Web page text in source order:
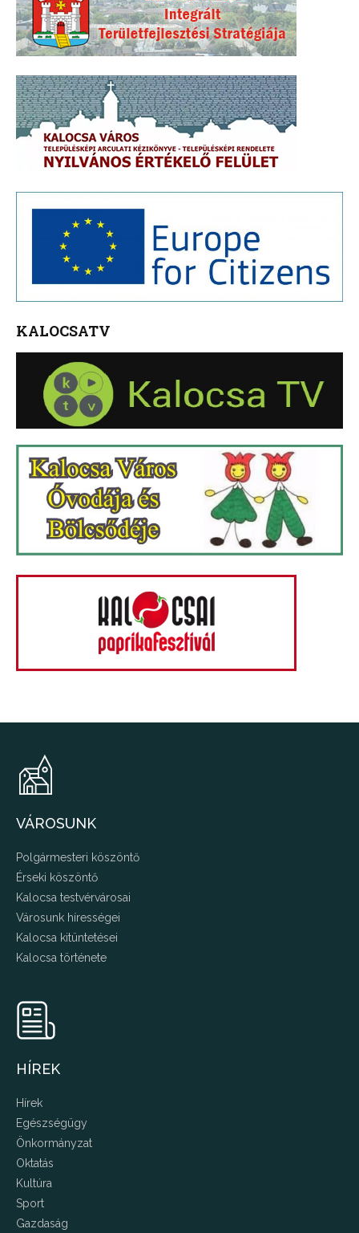
KALOCSATV
VÁROSUNK
Polgármesteri köszöntő
Érseki köszöntő
Kalocsa testvérvárosai
Városunk hírességei
Kalocsa kitüntetései
Kalocsa története
HÍREK
Hírek
Egészségügy
Önkormányzat
Oktatás
Kultúra
Sport
Gazdaság